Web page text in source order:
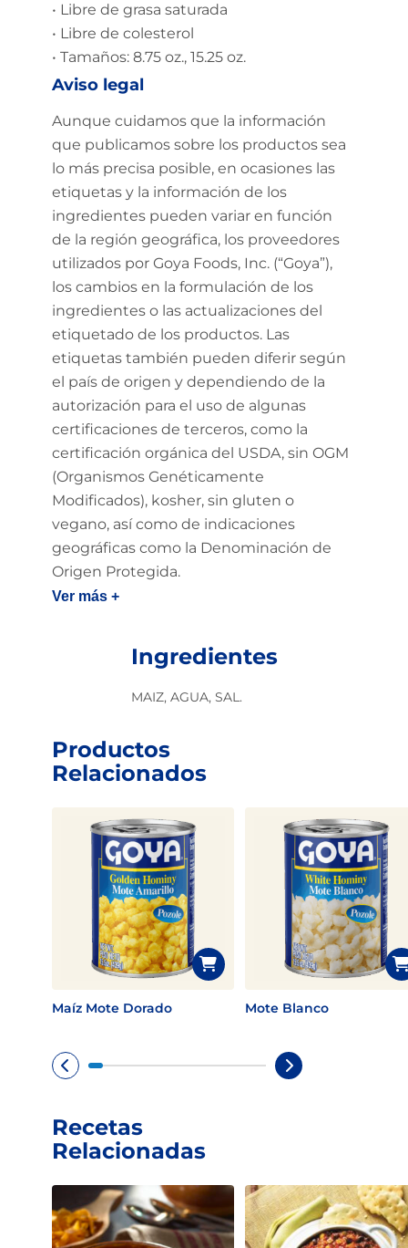
• Libre de grasa saturada
• Libre de colesterol
• Tamaños: 8.75 oz., 15.25 oz.
Aviso legal
Aunque cuidamos que la información
que publicamos sobre los productos sea
lo más precisa posible, en ocasiones las
etiquetas y la información de los
ingredientes pueden variar en función
de la región geográfica, los proveedores
utilizados por Goya Foods, Inc. (“Goya”),
los cambios en la formulación de los
ingredientes o las actualizaciones del
etiquetado de los productos. Las
etiquetas también pueden diferir según
el país de origen y dependiendo de la
autorización para el uso de algunas
certificaciones de terceros, como la
certificación orgánica del USDA, sin OGM
(Organismos Genéticamente
Modificados), kosher, sin gluten o
vegano, así como de indicaciones
geográficas como la Denominación de
Origen Protegida.
Ver más +
Ingredientes
MAIZ, AGUA, SAL.
Productos
Relacionados
Maíz Mote Dorado Mote Blanco
Recetas
Relacionadas